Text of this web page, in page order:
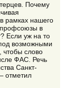
Почему
рамках нашего
профсоюзы в
Если уж на то
возможными
чтобы слово
ФАС. Речь
Санкт-
отметил